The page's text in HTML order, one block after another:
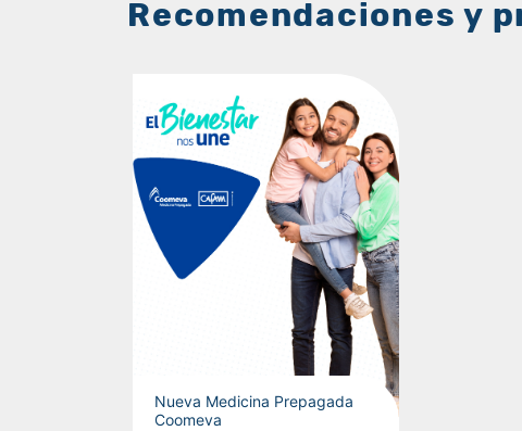
Recomendaciones y
Nueva Medicina Prepagada
Coomeva